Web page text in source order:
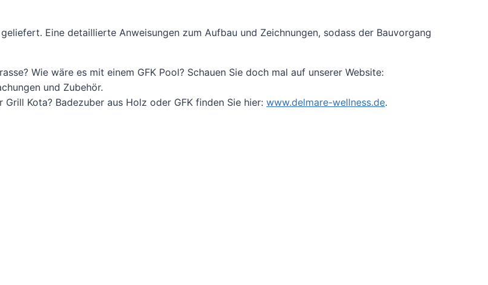
Eine detaillierte Anweisungen zum Aufbau und Zeichnungen, sodass der Bauvorgang
Wie wäre es mit einem GFK Pool? Schauen Sie doch mal auf unserer Website:
und Zubehör.
Kota? Badezuber aus Holz oder GFK finden Sie hier: www.delmare-wellness.de.